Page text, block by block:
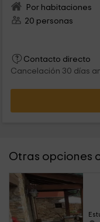
Por habitaciones
20 personas
Contacto directo
Cancelación 30 días
Otras opciones